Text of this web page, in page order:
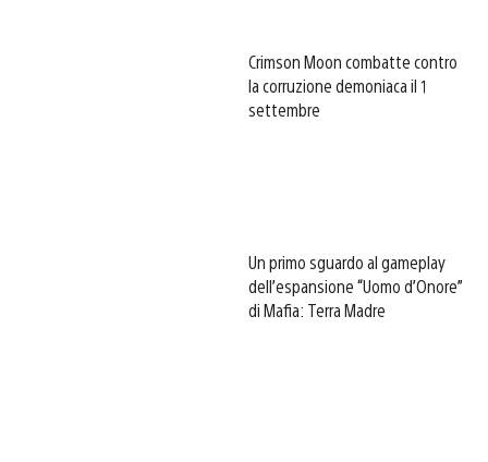
Crimson Moon combatte contro
la corruzione demoniaca il 1
settembre
Un primo sguardo al gameplay
dell’espansione “Uomo d’Onore”
di Mafia: Terra Madre